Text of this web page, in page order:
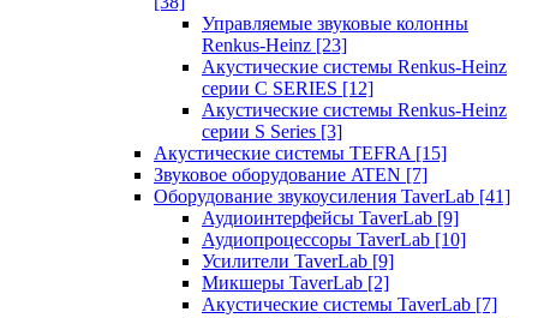
Управляемые звуковые колонны
Renkus-Heinz [23]
Акустические системы Renkus-Heinz
серии C SERIES [12]
Акустические системы Renkus-Heinz
серии S Series [3]
Акустические системы TEFRA [15]
Звуковое оборудование ATEN [7]
Оборудование звукоусиления TaverLab [41]
Аудиоинтерфейсы TaverLab [9]
Аудиопроцессоры TaverLab [10]
Усилители TaverLab [9]
Микшеры TaverLab [2]
Акустические системы TaverLab [7]